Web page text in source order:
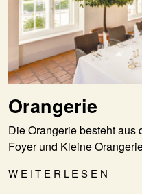
Orangerie
Die Orangerie besteht aus
Foyer und Kleine
WEITERLESEN